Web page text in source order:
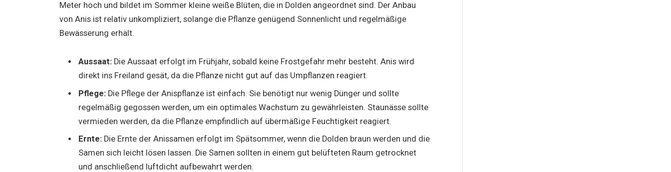
Meter hoch und bildet im Sommer kleine weiße Blüten, die in Dolden angeordnet sind. Der Anbau
von Anis ist relativ unkompliziert, solange die Pflanze genügend Sonnenlicht und regelmäßige
Bewässerung erhält.
Aussaat:Die Aussaat erfolgt im Frühjahr, sobald keine Frostgefahr mehr besteht. Anis wird
direkt ins Freiland gesät, da die Pflanze nicht gut auf das Umpflanzen reagiert.
Pflege:Die Pflege der Anispflanze ist einfach. Sie benötigt nur wenig Dünger und sollte
regelmäßig gegossen werden, um ein optimales Wachstum zu gewährleisten. Staunässe sollte
vermieden werden, da die Pflanze empfindlich auf übermäßige Feuchtigkeit reagiert.
Ernte:Die Ernte der Anissamen erfolgt im Spätsommer, wenn die Dolden braun werden und die
Samen sich leicht lösen lassen. Die Samen sollten in einem gut belüfteten Raum getrocknet
und anschließend luftdicht aufbewahrt werden.